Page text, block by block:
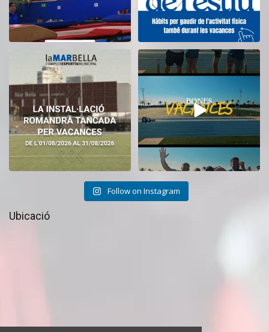
El CEM La Mar Bella romandrà
tancat durant el...
11
Tanquem una nova temporada al
CEM La Mar Bella. ...
Follow on Instagram
Ubicació